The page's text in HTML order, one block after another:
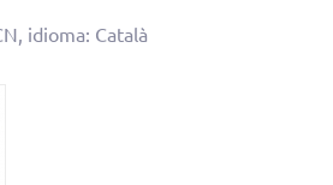
idioma: Català